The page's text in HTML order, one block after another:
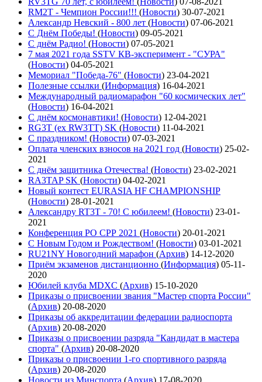
RM2T - Чемпион России!!! (Новости) 30-07-2021
Александр Невский - 800 лет (Новости) 07-06-2021
С Днём Победы! (Новости) 09-05-2021
C днём Радио! (Новости) 07-05-2021
7 мая 2021 года SSTV КВ-эксперимент - "СУРА"
(Новости) 04-05-2021
Мемориал "Победа-76" (Новости) 23-04-2021
Полезные ссылки (Информация) 16-04-2021
Международный радиомарафон "60 космических лет"
(Новости) 16-04-2021
С днём космонавтики! (Новости) 12-04-2021
RG3T (ex RW3TT) SK (Новости) 11-04-2021
С праздником! (Новости) 07-03-2021
Оплата членских взносов на 2021 год (Новости) 25-02-
2021
С днём защитника Отечества! (Новости) 23-02-2021
RA3TAP SK (Новости) 04-02-2021
Новый контест EURASIA HF CHAMPIONSHIP
(Новости) 28-01-2021
Александру RT3T - 70! С юбилеем! (Новости) 23-01-
2021
Конференция РО СРР 2021 (Новости) 20-01-2021
С Новым Годом и Рождеством! (Новости) 03-01-2021
RU21NY Новогодний марафон (Архив) 14-12-2020
Приём экзаменов дистанционно (Информация) 05-11-
2020
Юбилей клуба MDXC (Архив) 15-10-2020
Приказы о присвоении звания "Мастер спорта России"
(Архив) 20-08-2020
Приказы об аккредитации федерации радиоспорта
(Архив) 20-08-2020
Приказы о присвоении разряда "Кандидат в мастера
спорта" (Архив) 20-08-2020
Приказы о присвоении 1-го спортивного разряда
(Архив) 20-08-2020
Новости из Минспорта (Архив) 17-08-2020